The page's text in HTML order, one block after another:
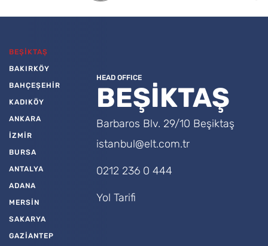
BEŞİKTAŞ
BAKIRKÖY
BAHÇEŞEHİR
KADIKÖY
ANKARA
İZMİR
BURSA
ANTALYA
ADANA
MERSİN
SAKARYA
GAZİANTEP
HEAD OFFICE
BEŞİKTAŞ
Barbaros Blv. 29/10 Beşiktaş
istanbul@elt.com.tr
0212 236 0 444
Yol Tarifi